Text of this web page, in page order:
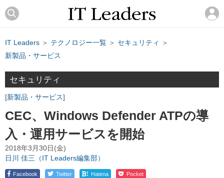
IT Leaders ＞ テクノロジー一覧 ＞ セキュリティ
＞
新製品・サービス
セキュリティ
新製品・サービス
CEC、Windows Defender ATPの導
入・運用サービスを開始
2018年3月30日(金)
日川 佳三（IT Leaders編集部）
Facebook Twitter ! Hatena Pocket